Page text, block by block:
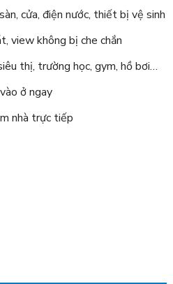
cửa, điện nước, thiết bị vệ sinh
view không bị che chắn
thị, trường học, gym, hồ bơi…
ở ngay
nhà trực tiếp